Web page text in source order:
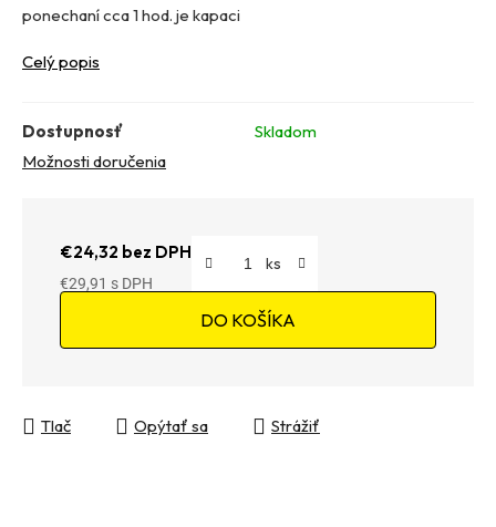
ponechaní cca 1 hod. je kapaci
Celý popis
Dostupnosť
Skladom
Možnosti doručenia
€24,32 bez DPH
€29,91
DO KOŠÍKA
Tlač Opýtať sa Strážiť